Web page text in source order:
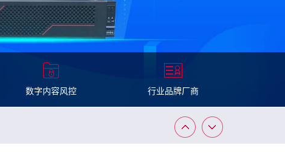
数字内容风控 行业品牌厂商